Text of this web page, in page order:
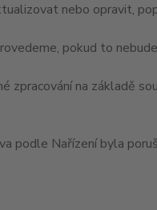
nebo opravit,
pokud to
zpracování na základě
podle Nařízení byla